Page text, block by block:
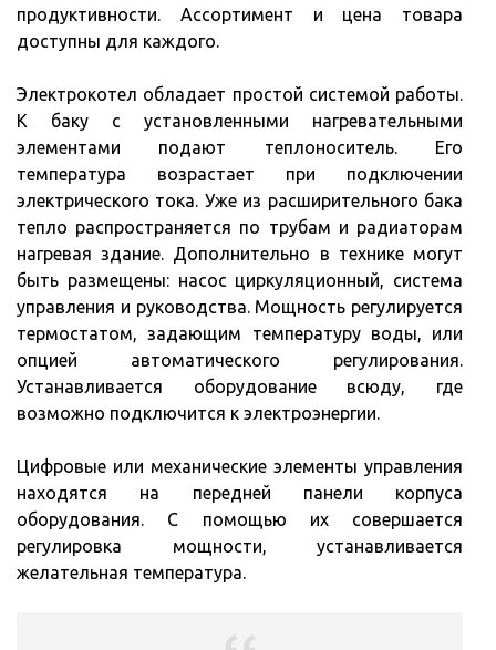
продуктивности. Ассортимент и цена товара
доступны для каждого.
Электрокотел обладает простой системой работы.
К баку с установленными нагревательными
элементами подают теплоноситель. Его
температура возрастает при подключении
электрического тока. Уже из расширительного бака
тепло распространяется по трубам и радиаторам
нагревая здание. Дополнительно в технике могут
быть размещены: насос циркуляционный, система
управления и руководства. Мощность регулируется
термостатом, задающим температуру воды, или
опцией автоматического регулирования.
Устанавливается оборудование всюду, где
возможно подключится к электроэнергии.
Цифровые или механические элементы управления
находятся на передней панели корпуса
оборудования. С помощью их совершается
регулировка мощности, устанавливается
желательная температура.